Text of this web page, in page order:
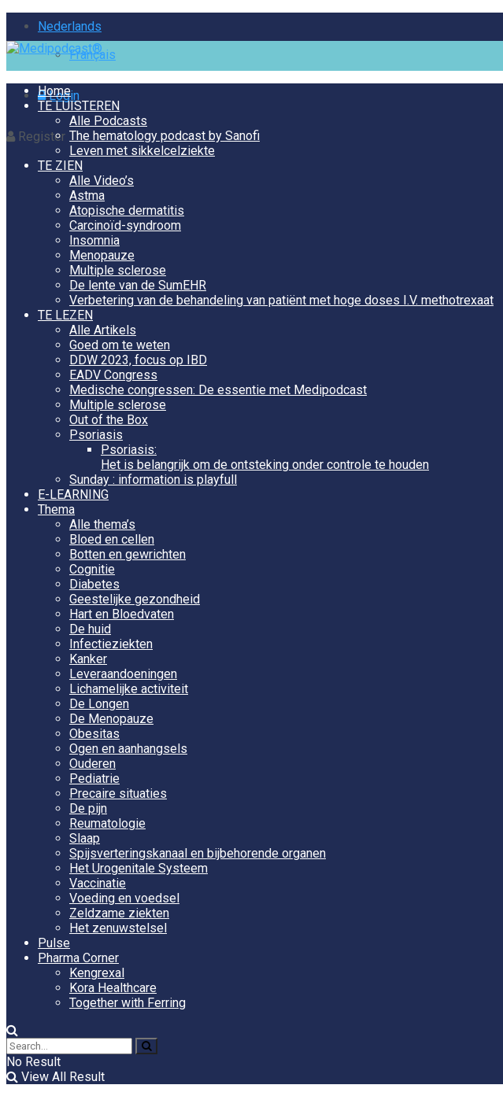
Nederlands
Français
Login
Register
Home
TE LUISTEREN
Alle Podcasts
The hematology podcast by Sanofi
Leven met sikkelcelziekte
TE ZIEN
Alle Video’s
Astma
Atopische dermatitis
Carcinoïd-syndroom
Insomnia
Menopauze
Multiple sclerose
De lente van de SumEHR
Verbetering van de behandeling van patiënt met hoge doses I.V. methotrexaat
TE LEZEN
Alle Artikels
Goed om te weten
DDW 2023, focus op IBD
EADV Congress
Medische congressen: De essentie met Medipodcast
Multiple sclerose
Out of the Box
Psoriasis
Psoriasis:
Het is belangrijk om de ontsteking onder controle te houden
Sunday : information is playfull
E-LEARNING
Thema
Alle thema’s
Bloed en cellen
Botten en gewrichten
Cognitie
Diabetes
Geestelijke gezondheid
Hart en Bloedvaten
De huid
Infectieziekten
Kanker
Leveraandoeningen
Lichamelijke activiteit
De Longen
De Menopauze
Obesitas
Ogen en aanhangsels
Ouderen
Pediatrie
Precaire situaties
De pijn
Reumatologie
Slaap
Spijsverteringskanaal en bijbehorende organen
Het Urogenitale Systeem
Vaccinatie
Voeding en voedsel
Zeldzame ziekten
Het zenuwstelsel
Pulse
Pharma Corner
Kengrexal
Kora Healthcare
Together with Ferring
No Result
View All Result